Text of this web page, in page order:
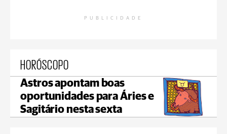
PUBLICIDADE
HORÓSCOPO
Astros apontam boas
oportunidades para Áries e
Sagitário nesta sexta